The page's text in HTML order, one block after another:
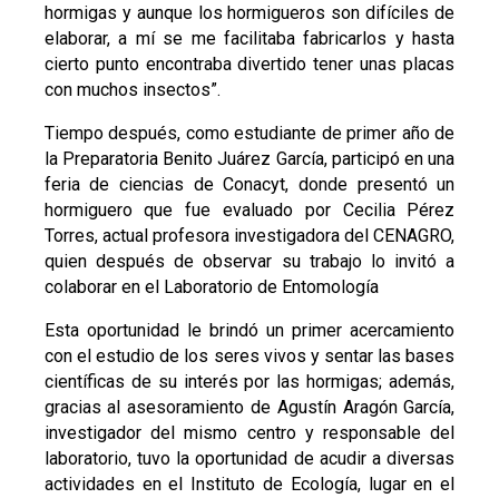
hormigas y aunque los hormigueros son difíciles de
elaborar, a mí se me facilitaba fabricarlos y hasta
cierto punto encontraba divertido tener unas placas
con muchos insectos”.
Tiempo después, como estudiante de primer año de
la Preparatoria Benito Juárez García, participó en una
feria de ciencias de Conacyt, donde presentó un
hormiguero que fue evaluado por Cecilia Pérez
Torres, actual profesora investigadora del CENAGRO,
quien después de observar su trabajo lo invitó a
colaborar en el Laboratorio de Entomología
Esta oportunidad le brindó un primer acercamiento
con el estudio de los seres vivos y sentar las bases
científicas de su interés por las hormigas; además,
gracias al asesoramiento de Agustín Aragón García,
investigador del mismo centro y responsable del
laboratorio, tuvo la oportunidad de acudir a diversas
actividades en el Instituto de Ecología, lugar en el